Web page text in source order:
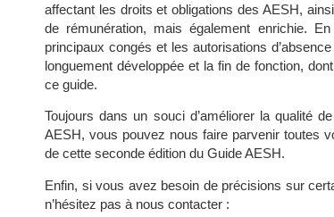
affectant les droits et obligations des AESH,
de rémunération, mais également enrichie.
principaux congés et les autorisations
longuement développée et la fin de fonction,
ce guide.
Toujours dans un souci d’améliorer la qualité
AESH, vous pouvez nous faire parvenir toutes
de cette seconde édition du Guide AESH.
Enfin, si vous avez besoin de précisions sur
n’hésitez pas à nous contacter :